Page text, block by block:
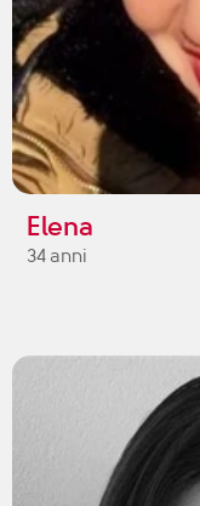
Elena
34 anni